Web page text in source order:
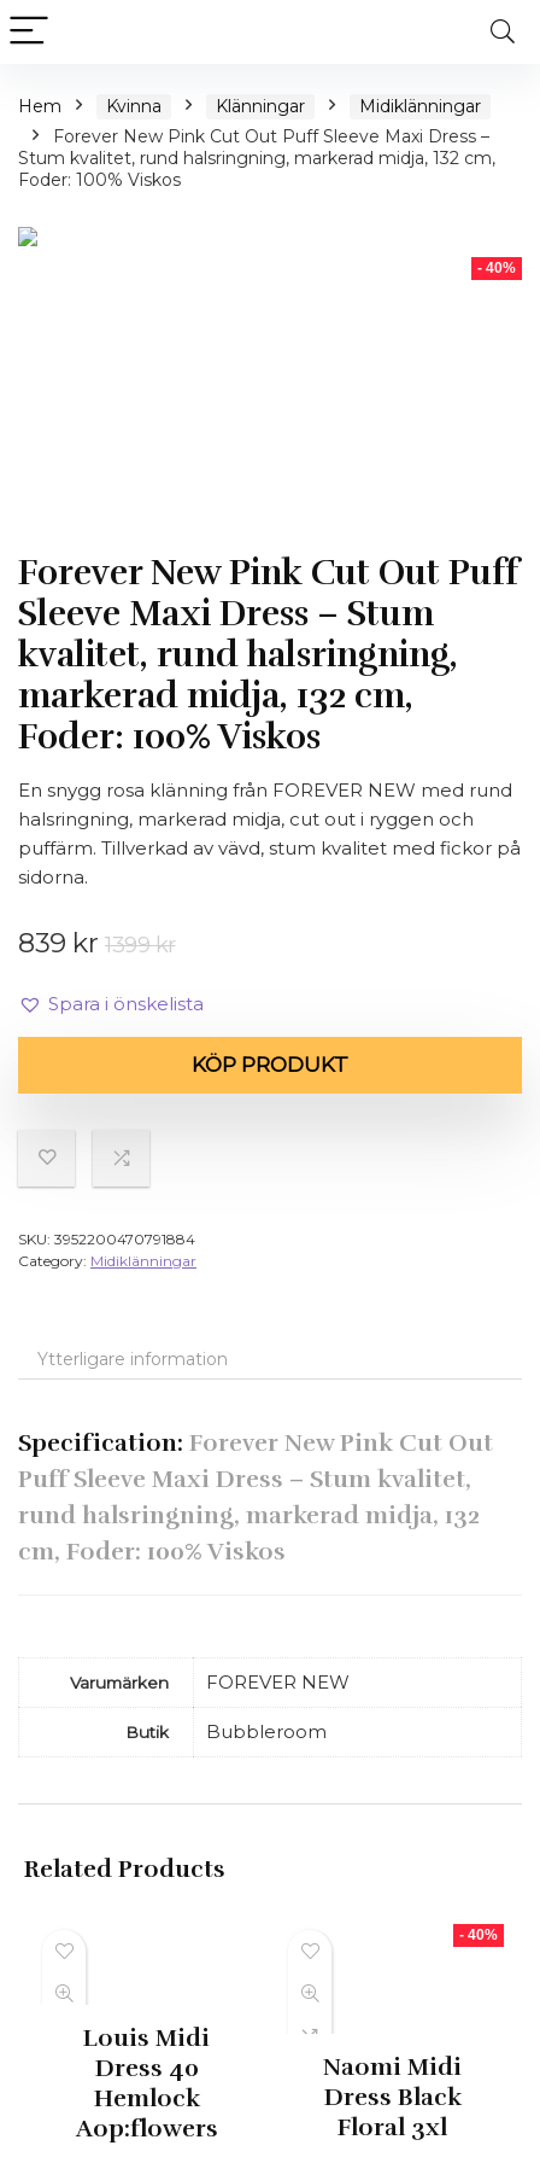
Hem Kvinna Klänningar
Midiklänningar
Forever New Pink Cut Out Puff Sleeve Maxi Dress –
Stum kvalitet, rund halsringning, markerad midja, 132 cm,
Foder: 100% Viskos
- 40%
Forever New Pink Cut Out Puff
Sleeve Maxi Dress – Stum
kvalitet, rund halsringning,
markerad midja, 132 cm,
Foder: 100% Viskos
En snygg rosa klänning från FOREVER NEW med rund
halsringning, markerad midja, cut out i ryggen och
puffärm. Tillverkad av vävd, stum kvalitet med fickor på
sidorna.
1399krDet
priset
var:
1399 kr.
839 kr
Det
priset
är:
839 kr.
Spara i önskelista
KÖP PRODUKT
SKU: 3952200470791884
Category: Midiklänningar
Ytterligare information
Specification: Forever New Pink Cut Out
Puff Sleeve Maxi Dress – Stum kvalitet,
rund halsringning, markerad midja, 132
cm, Foder: 100% Viskos
Varumärken FOREVER NEW
Butik Bubbleroom
Related Products
Louis Midi
Dress 40
Hemlock
Aop:flowers
- 40%
Naomi Midi
Dress Black
Floral 3xl